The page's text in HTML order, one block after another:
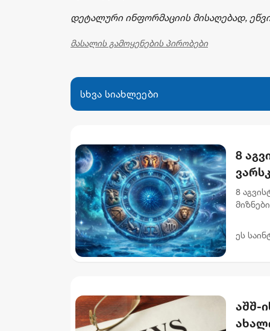
დეტალური ინფორმაციის მისაღებად,
მასალის გამოყენების პირობები
სხვა სიახლეები
8
8
ეს
აშშ-